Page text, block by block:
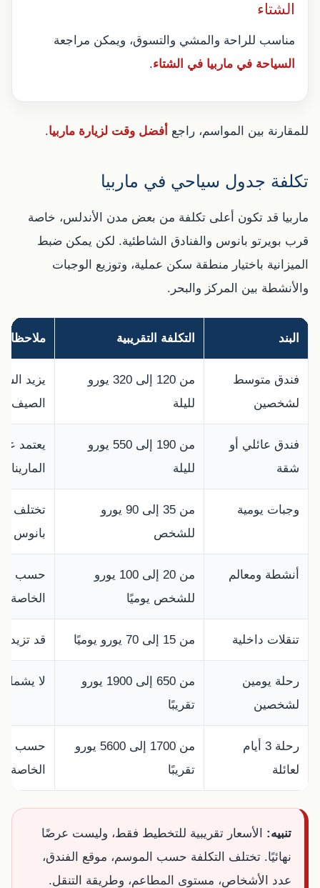
الشتاء
مناسب للراحة والمشي والتسوق، ويمكن مراجعة
السياحة في ماربيا في الشتاء.
للمقارنة بين المواسم، راجع أفضل وقت لزيارة ماربيا.
تكلفة جدول سياحي في ماربيا
ماربيا قد تكون أعلى تكلفة من بعض مدن الأندلس، خاصة
قرب بويرتو بانوس والفنادق الشاطئية. لكن يمكن ضبط
الميزانية باختيار منطقة سكن عملية، وتوزيع الوجبات
والأنشطة بين المركز والبحر.
البند التكلفة التقريبية ملاحظات
فندق متوسط
لشخصين
من 120 إلى 320 يورو
لليلة
يزيد
الصيف.
فندق عائلي أو
شقة
من 190 إلى 550 يورو
لليلة
يعتمد
المارينا.
وجبات يومية
من 35 إلى 90 يورو
للشخص
تختلف
بانوس
أنشطة ومعالم
من 20 إلى 100 يورو
للشخص يوميًا
حسب
الخاصة.
تنقلات داخلية من 15 إلى 70 يورو يوميًا قد تزيد
رحلة يومين
لشخصين
من 650 إلى 1900 يورو
تقريبًا
لا يشمل
رحلة 3 أيام
لعائلة
من 1700 إلى 5600 يورو
تقريبًا
حسب
الخاصة.
تنبيه: الأسعار تقريبية للتخطيط فقط، وليست عرضًا
نهائيًا. تختلف التكلفة حسب الموسم، موقع الفندق،
عدد الأشخاص، مستوى المطاعم، وطريقة التنقل.